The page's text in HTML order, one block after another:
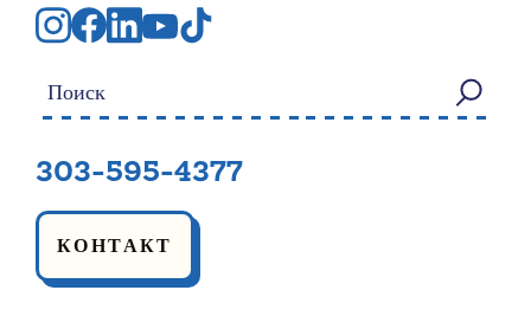
Искать:
303-595-4377
КОНТАКТ